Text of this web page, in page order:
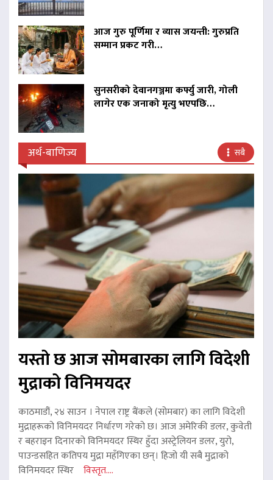
आज गुरु पूर्णिमा र व्यास जयन्ती: गुरुप्रति
सम्मान प्रकट गरी…
सुनसरीको देवानगञ्जमा कर्फ्यु जारी, गोली
लागेर एक जनाको मृत्यु भएपछि…
अर्थ-बाणिज्य सबै
यस्तो छ आज सोमबारका लागि विदेशी
मुद्राको विनिमयदर
काठमाडौं, २४ साउन । नेपाल राष्ट्र बैंकले (सोमबार) का लागि विदेशी
मुद्राहरूको विनिमयदर निर्धारण गरेको छ। आज अमेरिकी डलर, कुवेती
र बहराइन दिनारको विनिमयदर स्थिर हुँदा अस्ट्रेलियन डलर, युरो,
पाउन्डसहित कतिपय मुद्रा महँगिएका छन्। हिजो यी सबै मुद्राको
विनिमयदर स्थिर विस्तृत....